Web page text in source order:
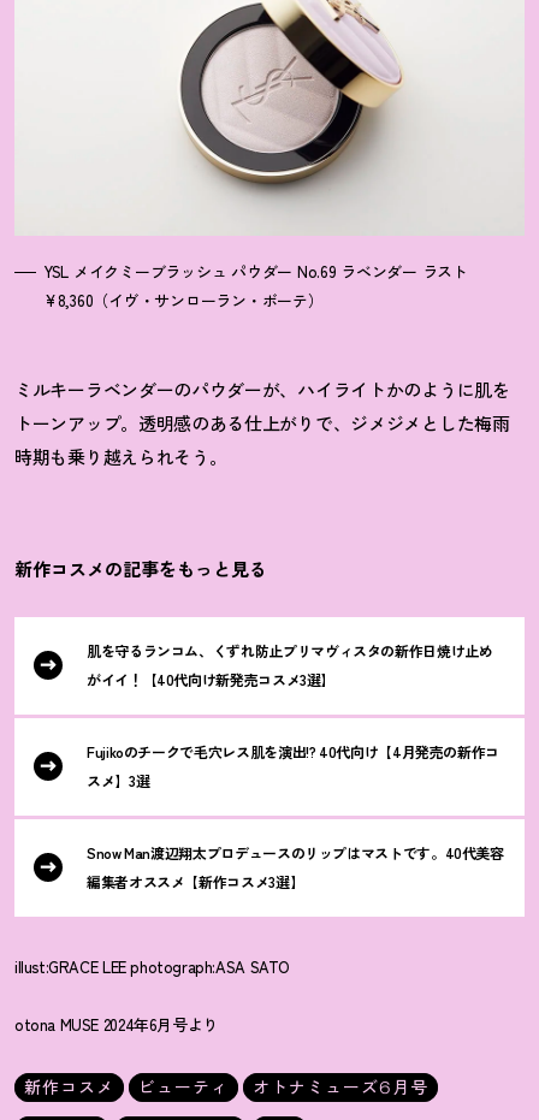
YSL メイクミーブラッシュ パウダー No.69 ラベンダー ラスト
¥8,360（イヴ・サンローラン・ボーテ）
ミルキーラベンダーのパウダーが、ハイライトかのように肌を
トーンアップ。透明感のある仕上がりで、ジメジメとした梅雨
時期も乗り越えられそう。
新作コスメの記事をもっと見る
肌を守るランコム、くずれ防止プリマヴィスタの新作日焼け止め
がイイ ！ 【40代向け新発売コスメ3選】
Fujikoのチークで毛穴レス肌を演出!? 40代向け【4月発売の新作コ
スメ】3選
Snow Man渡辺翔太プロデュースのリップはマストです。40代美容
編集者オススメ【新作コスメ3選】
illust:GRACE LEE photograph:ASA SATO
otona MUSE 2024年6月号より
新作コスメ ビューティ
オトナミューズ6月号